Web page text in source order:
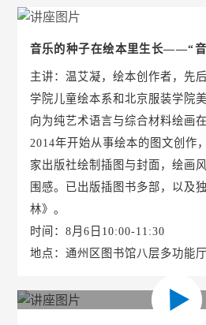
音乐的种子在绘本里生长——“
主讲：温艾凝，绘本创作者，先
学院儿童绘本系和北京服装学院
向为纯艺术语言与综合材料绘画
2014年开始从事绘本的图文创作
家出版社绘制插图与封面，绘画
围感。已出版插图书多部，以及
林》。
时间：8月6日10:00-11:30
地点：通州区图书馆八层多功能厅